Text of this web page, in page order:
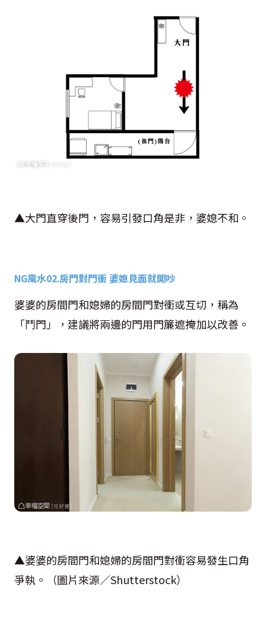
▲大門直穿後門，容易引發口角是非，婆媳不和。
NG風水02.房門對門衝 婆媳見面就開吵
婆婆的房間門和媳婦的房間門對衝或互切，稱為
「鬥門」，建議將兩邊的門用門簾遮掩加以改善。
▲婆婆的房間門和媳婦的房間門對衝容易發生口角
爭執。（圖片來源／Shutterstock）